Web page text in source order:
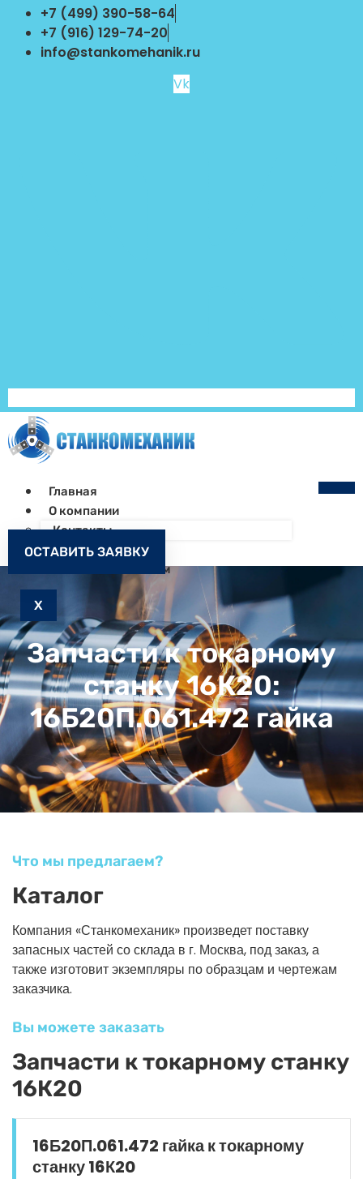
Перейти
содержимому
+7 (499) 390-58-64
+7 (916) 129-74-20
info@stankomehanik.ru
Vk
Главная
О компании
Контакты
Как заказать
Запчасти к станкам
X
ОСТАВИТЬ ЗАЯВКУ
Запчасти к токарному
станку 16К20:
16Б20П.061.472 гайка
Что мы предлагаем?
Каталог
Компания «Станкомеханик» произведет поставку
запасных частей со склада в г. Москва, под заказ, а
также изготовит экземпляры по образцам и чертежам
заказчика.
Вы можете заказать
Запчасти к токарному станку
16К20
16Б20П.061.472 гайка к токарному
станку 16К20